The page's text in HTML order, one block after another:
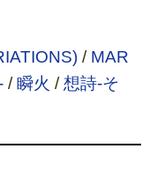
/ MAR
/瞬火 /想詩-そ